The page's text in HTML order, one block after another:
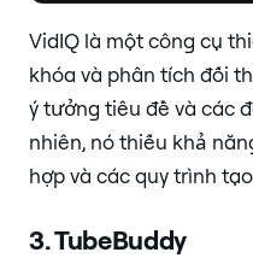
VidIQ là một công cụ
khóa và phân tích đối
ý tưởng tiêu đề và các
nhiên, nó thiếu khả
hợp và các quy trình
3. TubeBuddy